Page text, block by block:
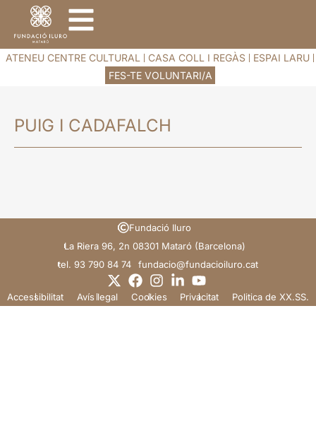
ATENEU CENTRE CULTURAL CASA COLL I REGÀS
ESPAI LARU
FES-TE VOLUNTARI/A
PUIG I CADAFALCH
Fundació Iluro
La Riera 96, 2n 08301 Mataró (Barcelona)
tel. 93 790 84 74
tac.orulioicadnuf
@oicadnuf
Accessibilitat Avís legal Cookies Privacitat Politica de XX.SS.